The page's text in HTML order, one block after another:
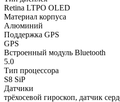
Retina LTPO OLED
Материал корпуса
Алюминий
Поддержка GPS
GPS
Встроенный модуль Bluetooth
5.0
Тип процессора
S8 SiP
Датчики
трёхосевой гироскоп, датчик